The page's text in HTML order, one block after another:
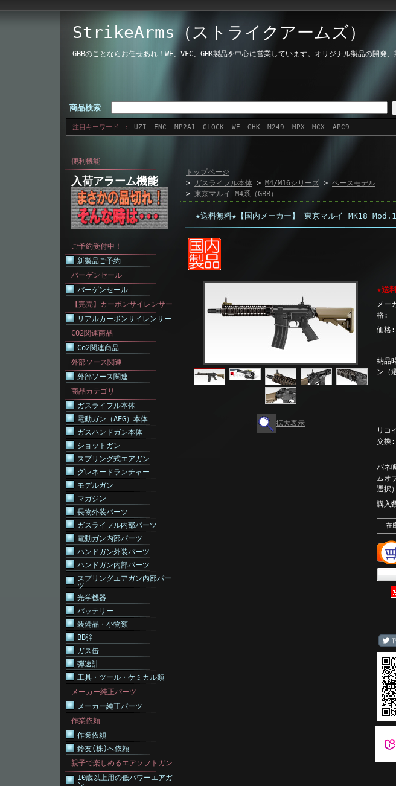
StrikeArms（ストライクアームズ）
GBBのことならお任せあれ！WE、VFC、GHK製品を中心に営業しています。オリジナル製品の開発、
商品検索
注目キーワード UZI FNC MP2A1 GLOCK WE GHK M249 MPX MCX APC9
便利機能
入荷アラーム機能
ご予約受付中！
新製品ご予約
バーゲンセール
バーゲンセール
【完売】カーボンサイレンサー
リアルカーボンサイレンサー
CO2関連商品
Co2関連商品
外部ソース関連
外部ソース関連
商品カテゴリ
ガスライフル本体
電動ガン（AEG）本体
ガスハンドガン本体
ショットガン
スプリング式エアガン
グレネードランチャー
モデルガン
マガジン
長物外装パーツ
ガスライフル内部パーツ
電動ガン内部パーツ
ハンドガン外装パーツ
ハンドガン内部パーツ
スプリングエアガン内部パー
ツ
光学機器
バッテリー
装備品・小物類
BB弾
ガス缶
弾速計
工具・ツール・ケミカル類
メーカー純正パーツ
メーカー純正パーツ
作業依頼
作業依頼
鈴友(株)へ依頼
親子で楽しめるエアソフトガン
10歳以上用の低パワーエアガ
トップページ
> ガスライフル本体 > M4/M16シリーズ > ベースモデル
> 東京マルイ M4系（GBB）
★送料無料★【国内メーカー】 東京マルイ MK18
拡大表示
★送
メー
格:
価格:
納品
ン（
リコ
交換:
バネ
ムオ
選択
購入
在